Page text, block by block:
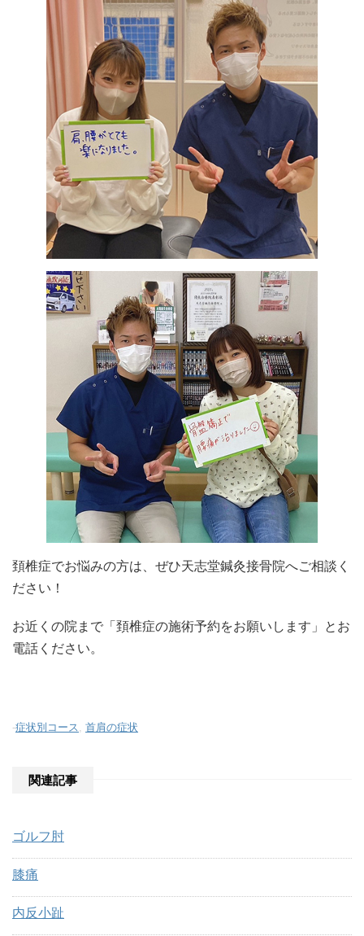
頚椎症でお悩みの方は、ぜひ天志堂鍼灸接骨院へご相談く
ださい！
お近くの院まで「頚椎症の施術予約をお願いします」とお
電話ください。
-症状別コース, 首肩の症状
関連記事
ゴルフ肘
膝痛
内反小趾